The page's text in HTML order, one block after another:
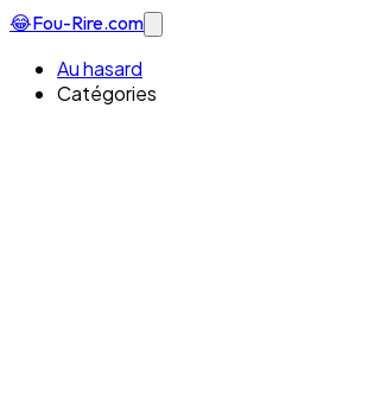
😂Fou-Rire.com
Au hasard
Catégories